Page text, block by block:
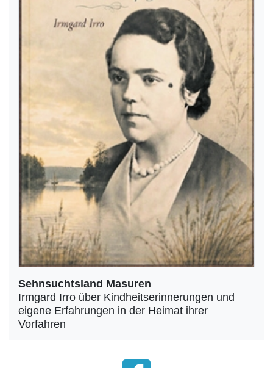
Sehnsuchtsland Masuren
Irmgard Irro über Kindheitserinnerungen und
eigene Erfahrungen in der Heimat ihrer
Vorfahren